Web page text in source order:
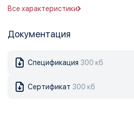
Все характеристики
Документация
Спецификация 300 кб
Сертификат 300 кб